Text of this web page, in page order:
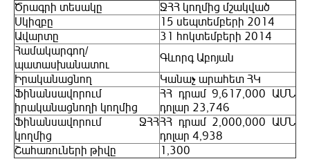
Ծրագրի տեսակը
ՋՀՀ կողմից մշակված
Սկիզբը
15 սեպտեմբերի 2014
Ավարտը
31 հոկտեմբերի 2014
Համակարգող/
պատասխանատու
Գևորգ Աբոյան
Իրականացնող
Կանաչ արահետ ՀԿ
Ֆինանսավորում
իրականացնողի կողմից
ՀՀ դրամ 9,617,000 ԱՄՆ
դոլար 23,746
Ֆինանսավորում ՋՀՀ
կողմից
ՀՀ դրամ 2,000,000 ԱՄՆ
դոլար 4,938
Շահառուների թիվը
1,300